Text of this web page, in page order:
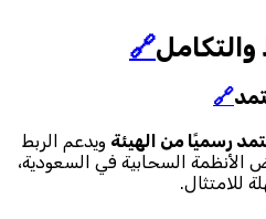
🔗
🔗
رسميًا من الهيئة ويدعم الربط
الأنظمة السحابية في السعودية،
للامتثال.